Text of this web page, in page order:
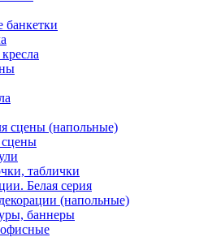
банкетки
сцены (напольные)
сцены
таблички
Белая серия
(напольные)
баннеры